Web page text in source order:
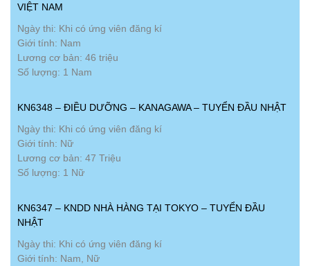
VIỆT NAM
Ngày thi: Khi có ứng viên đăng kí
Giới tính: Nam
Lương cơ bản: 46 triệu
Số lượng: 1 Nam
KN6348 – ĐIỀU DƯỠNG – KANAGAWA – TUYỂN ĐẦU NHẬT
Ngày thi: Khi có ứng viên đăng kí
Giới tính: Nữ
Lương cơ bản: 47 Triệu
Số lượng: 1 Nữ
KN6347 – KNDD NHÀ HÀNG TẠI TOKYO – TUYỂN ĐẦU
NHẬT
Ngày thi: Khi có ứng viên đăng kí
Giới tính: Nam, Nữ